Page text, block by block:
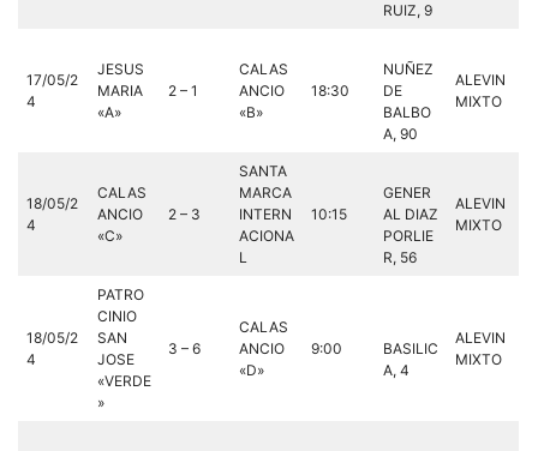
RUIZ, 9
17/05/2
4
JESUS
MARIA
«A»
2 – 1
CALAS
ANCIO
«B»
18:30
NUÑEZ
DE
BALBO
A, 90
ALEVIN
MIXTO
18/05/2
4
CALAS
ANCIO
«C»
2 – 3
SANTA
MARCA
INTERN
ACIONA
L
10:15
GENER
AL DIAZ
PORLIE
R, 56
ALEVIN
MIXTO
18/05/2
4
PATRO
CINIO
SAN
JOSE
«VERDE
»
3 – 6
CALAS
ANCIO
«D»
9:00
BASILIC
A, 4
ALEVIN
MIXTO